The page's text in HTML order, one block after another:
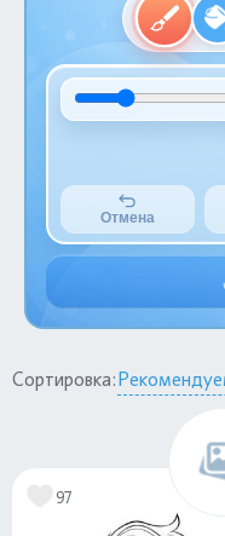
Отмена
Сортировка:
97